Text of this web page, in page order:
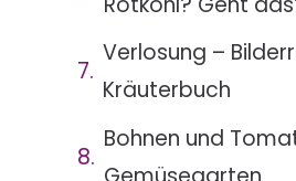
Verlosung –
Kräuterbuch
Bohnen und